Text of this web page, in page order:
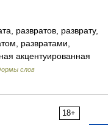
развратов, разврату,
развратами,
акцентуированная
слов
18+